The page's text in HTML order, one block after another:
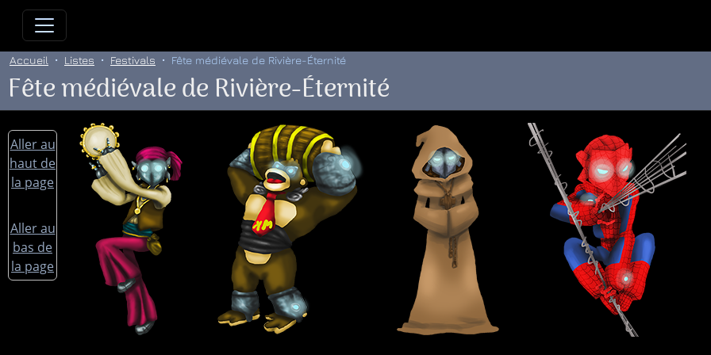
Allez directement au contenu
Accueil Listes Festivals Fête médiévale de Rivière-Éternité
Fête médiévale de Rivière-Éternité
Aller au
haut de
la page
Aller au
bas de
la page